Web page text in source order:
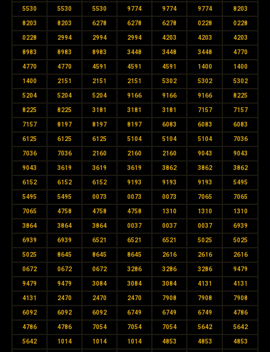
5530 5530 5530 9774 9774 9774 8203
8203 8203 6278 6278 6278 0228 0228
0228 2994 2994 2994 4203 4203 4203
8983 8983 8983 3448 3448 3448 4770
4770 4770 4591 4591 4591 1400 1400
1400 2151 2151 2151 5302 5302 5302
5204 5204 5204 9166 9166 9166 8225
8225 8225 3181 3181 3181 7157 7157
7157 8197 8197 8197 6083 6083 6083
6125 6125 6125 5104 5104 5104 7036
7036 7036 2160 2160 2160 9043 9043
9043 3619 3619 3619 3862 3862 3862
6152 6152 6152 9193 9193 9193 5495
5495 5495 0073 0073 0073 7065 7065
7065 4758 4758 4758 1310 1310 1310
3864 3864 3864 0037 0037 0037 6939
6939 6939 6521 6521 6521 5025 5025
5025 8645 8645 8645 2616 2616 2616
0672 0672 0672 3286 3286 3286 9479
9479 9479 3084 3084 3084 4131 4131
4131 2470 2470 2470 7908 7908 7908
6092 6092 6092 6749 6749 6749 4786
4786 4786 7054 7054 7054 5642 5642
5642 1014 1014 1014 4853 4853 4853